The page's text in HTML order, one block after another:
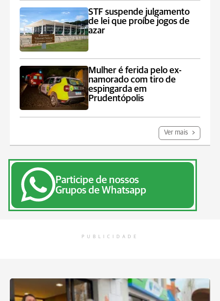
STF suspende julgamento
de lei que proíbe jogos de
azar
Mulher é ferida pelo ex-
namorado com tiro de
espingarda em
Prudentópolis
Ver mais
Participe de nossos
Grupos de Whatsapp
PUBLICIDADE